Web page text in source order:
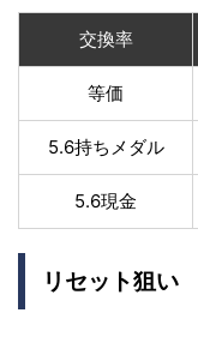
交換率
等価
5.6持ちメダル
5.6現金
リセット狙い